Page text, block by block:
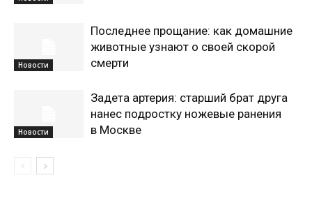
Новости
Последнее прощание: как домашние
животные узнают о своей скорой
смерти
Новости
Задета артерия: старший брат друга
нанес подростку ножевые ранения
в Москве